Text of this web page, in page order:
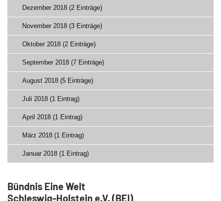
Dezember 2018 (2 Einträge)
November 2018 (3 Einträge)
Oktober 2018 (2 Einträge)
September 2018 (7 Einträge)
August 2018 (5 Einträge)
Juli 2018 (1 Eintrag)
April 2018 (1 Eintrag)
März 2018 (1 Eintrag)
Januar 2018 (1 Eintrag)
Bündnis Eine Welt
Schleswig-Holstein e.V. (BEI)